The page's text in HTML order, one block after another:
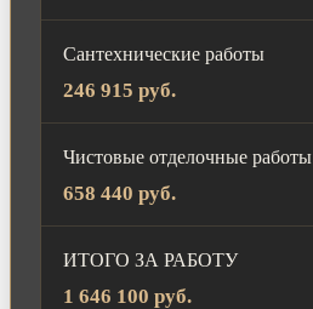
Сантехнические работы
246 915 руб.
Чистовые отделочные работы
658 440 руб.
ИТОГО ЗА РАБОТУ
1 646 100 руб.